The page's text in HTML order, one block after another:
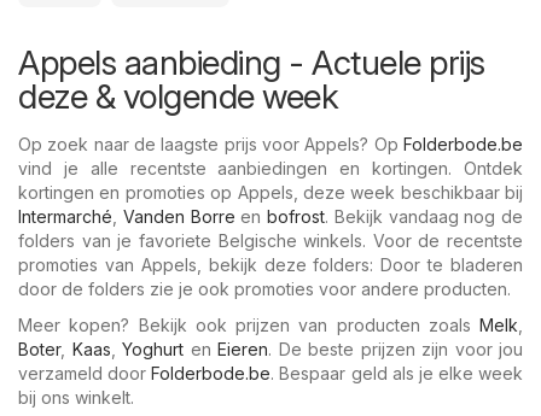
Appels aanbieding - Actuele prijs
deze & volgende week
Op zoek naar de laagste prijs voor Appels? Op Folderbode.be
vind je alle recentste aanbiedingen en kortingen. Ontdek
kortingen en promoties op Appels, deze week beschikbaar bij
Intermarché Vanden Borre en bofrost. Bekijk vandaag nog de
folders van je favoriete Belgische winkels. Voor de recentste
promoties van Appels, bekijk deze folders: Door te bladeren
door de folders zie je ook promoties voor andere producten.
Meer kopen? Bekijk ook prijzen van producten zoals Melk
Boter, Kaas Yoghurt en Eieren. De beste prijzen zijn voor jou
verzameld doorFolderbode.be. Bespaar geld als je elke week
bij ons winkelt.